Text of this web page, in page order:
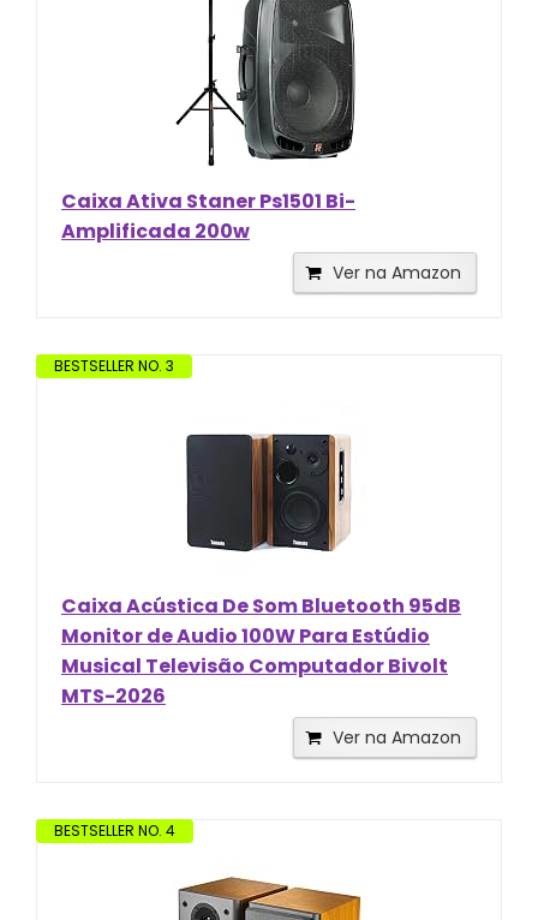
Caixa Ativa Staner Ps1501 Bi-
Amplificada 200w
Ver na Amazon
BESTSELLER NO. 3
Caixa Acústica De Som Bluetooth 95dB
Monitor de Audio 100W Para Estúdio
Musical Televisão Computador Bivolt
MTS-2026
Ver na Amazon
BESTSELLER NO. 4